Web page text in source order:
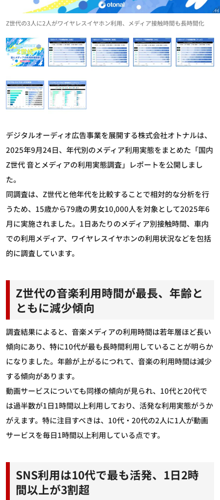
Z世代の3人に2人がワイヤレスイヤホン利用、メディア接触時間も長時間化
デジタルオーディオ広告事業を展開する株式会社オトナルは、
2025年9月24日、年代別のメディア利用実態をまとめた「国内
Z世代 音とメディアの利用実態調査」レポートを公開しまし
た。
同調査は、Z世代と他年代を比較することで相対的な分析を行
うため、15歳から79歳の男女10,000人を対象として2025年6
月に実施されました。1日あたりのメディア別接触時間、車内
での利用メディア、ワイヤレスイヤホンの利用状況などを包括
的に調査しています。
Z世代の音楽利用時間が最長、年齢と
ともに減少傾向
調査結果によると、音楽メディアの利用時間は若年層ほど長い
傾向にあり、特に10代が最も長時間利用していることが明らか
になりました。年齢が上がるにつれて、音楽の利用時間は減少
する傾向があります。
動画サービスについても同様の傾向が見られ、10代と20代で
は過半数が1日1時間以上利用しており、活発な利用実態がうか
がえます。特に注目すべきは、10代・20代の2人に1人が動画
サービスを毎日1時間以上利用している点です。
SNS利用は10代で最も活発、1日2時
間以上が3割超